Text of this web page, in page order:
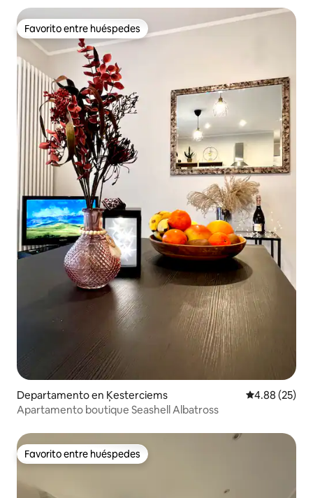
Favorito entre huéspedes
Favorito entre huéspedes
Departamento en Ķesterciems Calificación
4.88 (25)
Apartamento boutique Seashell Albatross
Favorito entre huéspedes
Favorito entre huéspedes